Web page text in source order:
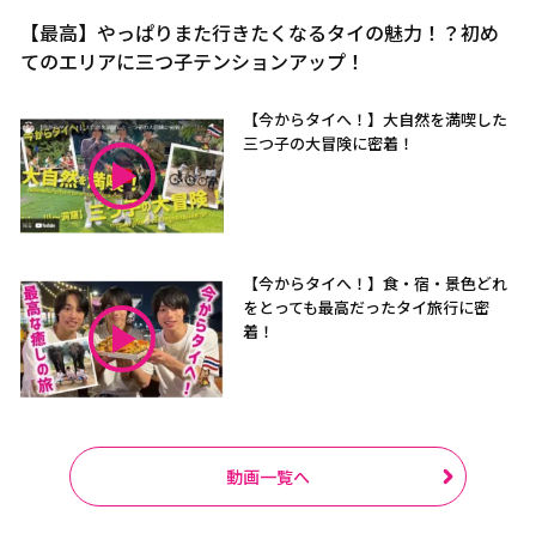
【最高】やっぱりまた行きたくなるタイの魅力！？初め
てのエリアに三つ子テンションアップ！
【今からタイへ！】大自然を満喫した
三つ子の大冒険に密着！
【今からタイへ！】食・宿・景色どれ
をとっても最高だったタイ旅行に密
着！
動画一覧へ